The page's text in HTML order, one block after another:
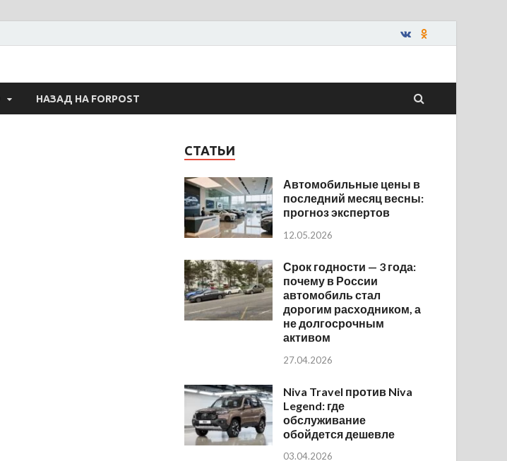
НАЗАД НА FORPOST
СТАТЬИ
Автомобильные цены в
последний месяц весны:
прогноз экспертов
12.05.2026
Срок годности — 3 года:
почему в России
автомобиль стал
дорогим расходником, а
не долгосрочным
активом
27.04.2026
Niva Travel против Niva
Legend: где
обслуживание
обойдется дешевле
03.04.2026